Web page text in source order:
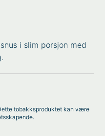
i slim porsjon med
tobakksproduktet kan være